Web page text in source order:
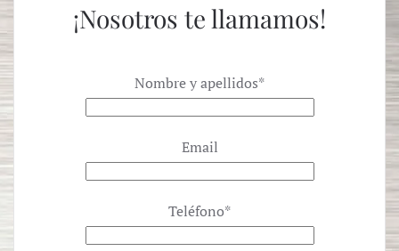
¡Nosotros te llamamos!
Nombre y apellidos*
Email
Teléfono*